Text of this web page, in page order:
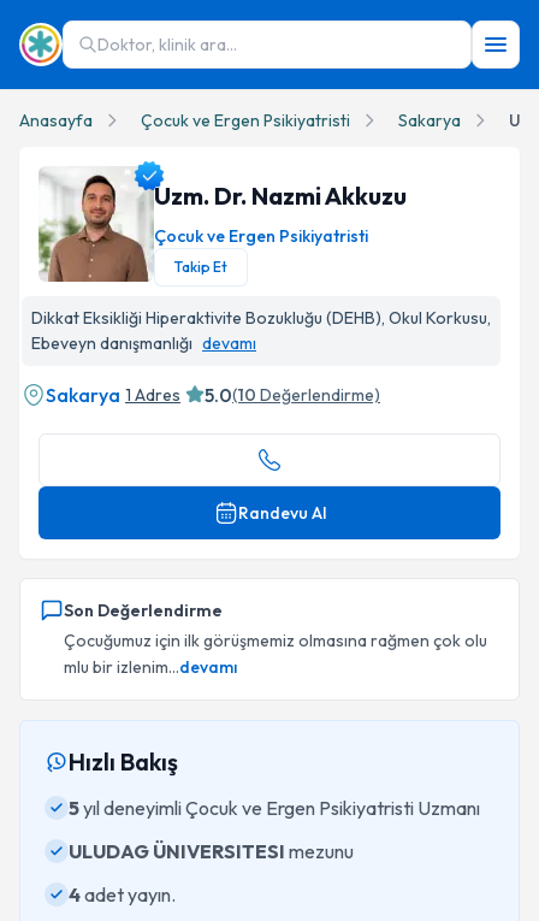
Doktor, klinik ara...
Anasayfa Çocuk ve Ergen Psikiyatristi Sakarya
Uzm. Dr. Nazmi Akkuzu
Çocuk ve Ergen Psikiyatristi
Takip Et
Dikkat Eksikliği Hiperaktivite Bozukluğu (DEHB), Okul Korkusu,
Ebeveyn danışmanlığı devamı
Sakarya 1 Adres 5.0(10 Değerlendirme)
Randevu Al
Son Değerlendirme
Çocuğumuz için ilk görüşmemiz olmasına rağmen çok olu
mlu bir izlenim...devamı
Hızlı Bakış
5yıl deneyimli Çocuk ve Ergen Psikiyatristi Uzmanı
ULUDAG ÜNIVERSITESI mezunu
4adet yayın.